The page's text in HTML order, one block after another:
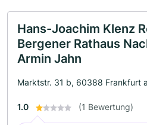
Hans-Joachim Klenz
Bergener Rathaus
Armin Jahn
Marktstr. 31 b, 60388 Frankfurt
1.0 (1 Bewertung)